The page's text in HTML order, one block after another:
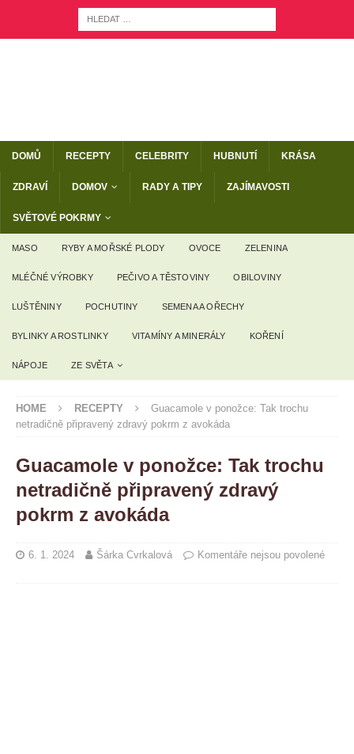
DOMŮ RECEPTY CELEBRITY HUBNUTÍ KRÁSA
ZDRAVÍ DOMOV RADY A TIPY ZAJÍMAVOSTI
SVĚTOVÉ POKRMY
MASO RYBY A MOŘSKÉ PLODY OVOCE ZELENINA
MLÉČNÉ VÝROBKY PEČIVO A TĚSTOVINY OBILOVINY
LUŠTĚNINY POCHUTINY SEMENA A OŘECHY
BYLINKY A ROSTLINKY VITAMÍNY A MINERÁLY KOŘENÍ
NÁPOJE ZE SVĚTA
HOME RECEPTY
Guacamole v ponožce: Tak trochu
netradičně připravený zdravý pokrm z avokáda
Guacamole v ponožce: Tak trochu
netradičně připravený zdravý
pokrm z avokáda
6. 1. 2024 Šárka Cvrkalová Komentáře nejsou povolené